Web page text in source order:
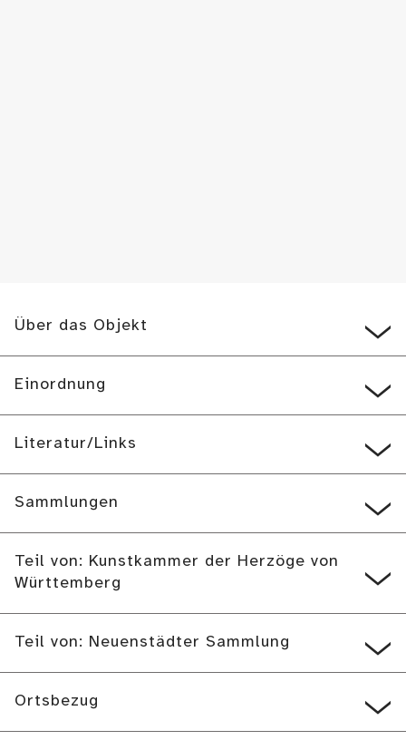
Über das Objekt
Einordnung
Literatur/Links
Sammlungen
Teil von: Kunstkammer der Herzöge von
Württemberg
Teil von: Neuenstädter Sammlung
Ortsbezug